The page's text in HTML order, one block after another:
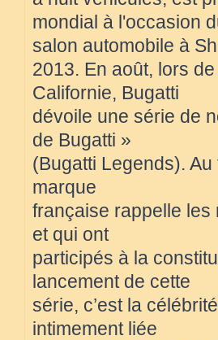
mondial à l'occasion
salon automobile à
2013. En août, lors
Californie, Bugatti
dévoile une série de
de Bugatti »
(Bugatti Legends).
marque
française rappelle les
et qui ont
participés à la
lancement de cette
série, c’est la
intimement liée